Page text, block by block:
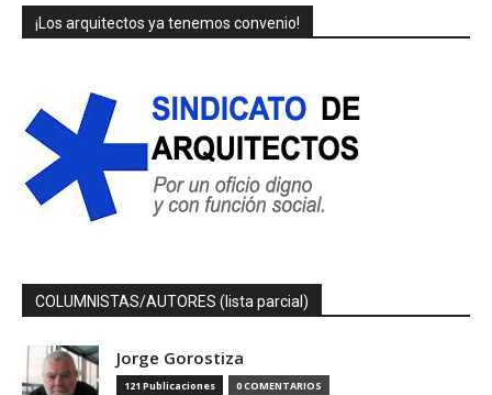
¡Los arquitectos ya tenemos convenio!
COLUMNISTAS/AUTORES (lista parcial)
Jorge Gorostiza
121 Publicaciones 0 COMENTARIOS